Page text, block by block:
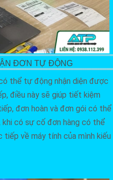
ĐƠN TỰ ĐỘNG
thể tự động nhận diện được
điều này sẽ giúp tiết kiệm
đơn hoàn và đơn gói có thể
khi có sự cố đơn hàng có thể
về máy tính của mình kiếu